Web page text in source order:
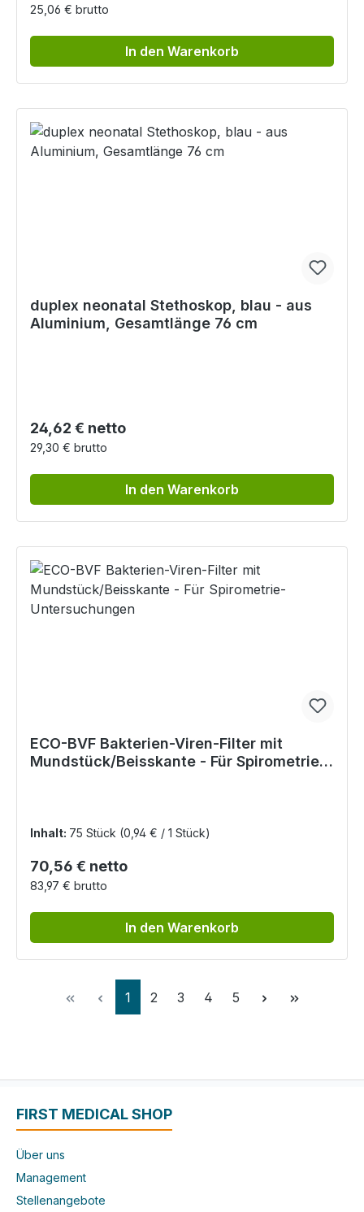
25,06 € brutto
In den Warenkorb
duplex neonatal Stethoskop, blau - aus
Aluminium, Gesamtlänge 76 cm
Regulärer Preis:
24,62 € netto
29,30 € brutto
In den Warenkorb
ECO-BVF Bakterien-Viren-Filter mit
Mundstück/Beisskante - Für Spirometrie-
Inhalt: 75 Stück (0,94 € / 1 Stück)
Regulärer Preis:
70,56 € netto
83,97 € brutto
In den Warenkorb
Seite
1 Seite
2 Seite
3 Seite
4 Seite
5
FIRST MEDICAL SHOP
Über uns
Management
Stellenangebote